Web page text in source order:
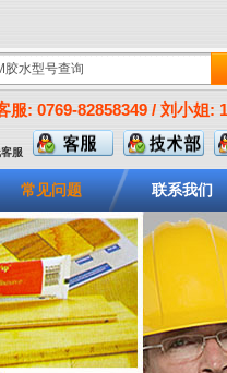
服: 0769-82858349 / 刘小姐:
常见问题 联系我们